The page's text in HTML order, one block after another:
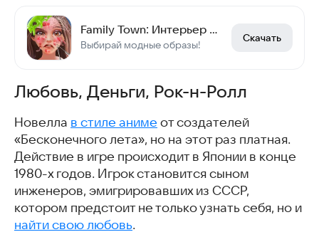
Family Town: Интерьер и мода
Выбирай модные образы!
Скачать
Любовь, Деньги, Рок-н-Ролл
Новелла в стиле аниме от создателей
«Бесконечного лета», но на этот раз платная.
Действие в игре происходит в Японии в конце
1980-х годов. Игрок становится сыном
инженеров, эмигрировавших из СССР,
котором предстоит не только узнать себя, но и
найти свою любовь.